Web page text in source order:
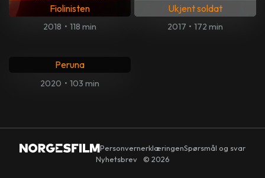
Fiolinisten
2018 • 118 min
Ukjent soldat
2017 • 172 min
Peruna
2020 • 103 min
PersonvernerklæringenSpørsmål og svar
Nyhetsbrev
© 2026